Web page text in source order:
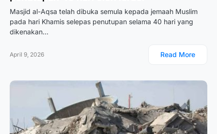
Masjid al-Aqsa telah dibuka semula kepada jemaah Muslim
pada hari Khamis selepas penutupan selama 40 hari yang
dikenakan…
April 9, 2026 Read More